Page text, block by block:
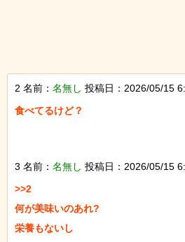
2 名前： 名無し 投稿日：2026/05/15
食べてるけど？
3 名前： 名無し 投稿日：2026/05/15
>>2
何が美味いのあれ?
栄養もないし